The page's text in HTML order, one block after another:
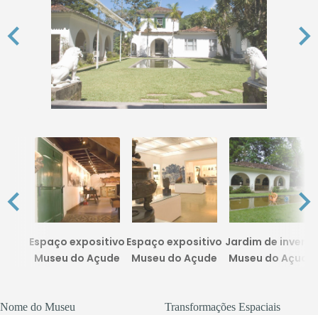
Espaço expositivo
Museu do Açude
Espaço expositivo
Museu do Açude
Jardim de inverno
Museu do Açude
Nome do Museu
Transformações Espaciais